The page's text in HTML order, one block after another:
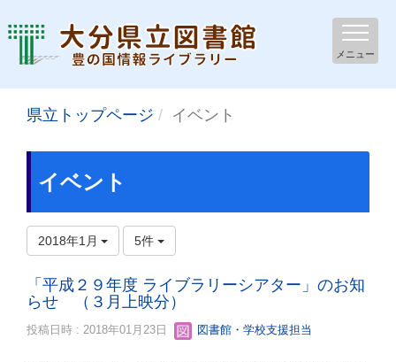
メニュー
県立トップページ イベント
イベント
2018年1月 5件
「平成２９年度 ライブラリーシアター」のお知
らせ （３月上映分）
投稿日時 : 2018年01月23日 図書館・学校支援担当